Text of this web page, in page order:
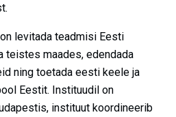
levitada teadmisi Eesti
teistes maades, edendada
ning toetada eesti keele ja
Eestit. Instituudil on
instituut koordineerib